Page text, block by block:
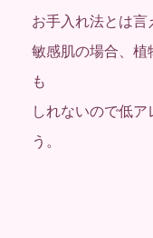
お手入れ法とは言
敏感肌の場合、植
も
しれないので低
う。